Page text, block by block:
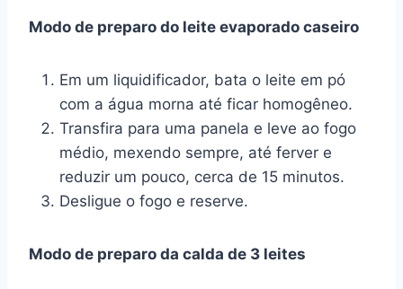
Modo de preparo do leite evaporado caseiro
Em um liquidificador, bata o leite em pó
com a água morna até ficar homogêneo.
Transfira para uma panela e leve ao fogo
médio, mexendo sempre, até ferver e
reduzir um pouco, cerca de 15 minutos.
Desligue o fogo e reserve.
Modo de preparo da calda de 3 leites